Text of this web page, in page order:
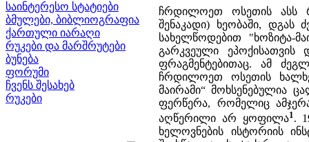
საინტერესო სტატიები
ბმულები, ბიბლიოგრაფია
ქართული იარაღი
რუკები და მარშრუტები
ბუნება
ფორუმი
ჩვენს შესახებ
რუკები
ჩრდილოეთ ოსეთის ასს
შენაკადი) ხეობაში, დგას
სახელწოდებით "ხოზიტა-
გარკვეული ეპოქისათვის
ფრაგმენტებითაც. ამ
ჩრდილოეთ ოსეთის
მაირამი“ მოხსენებულია
ფერწერა, რომელიც
აღწერილი არ ყოფილა1.
ხელოვნების ისტორიის